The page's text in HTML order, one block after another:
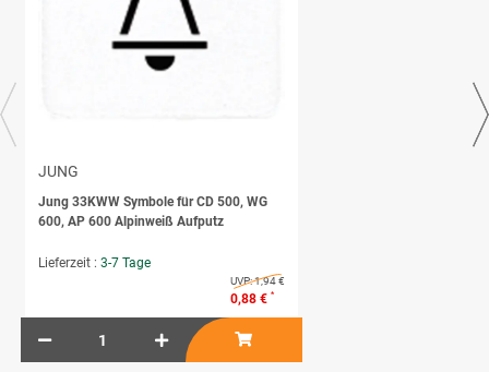
JUNG
Jung 33KWW Symbole für CD 500, WG
600, AP 600 Alpinweiß Aufputz
Lieferzeit : 3-7 Tage
UVP:1,94 €
0,88 € *